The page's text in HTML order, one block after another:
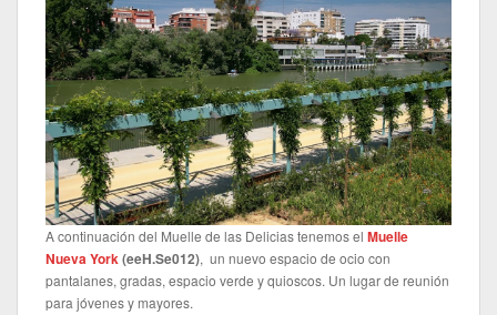
A continuación del Muelle de las Delicias tenemos el Muelle
Nueva York(eeH.Se012), un nuevo espacio de ocio con
pantalanes, gradas, espacio verde y quioscos. Un lugar de reunión
para jóvenes y mayores.